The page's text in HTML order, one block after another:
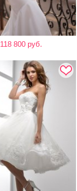
118 800 руб.